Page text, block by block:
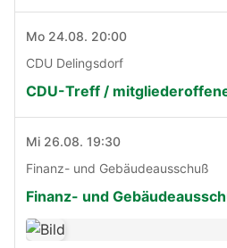
Mo 24.08. 20:00
CDU Delingsdorf
CDU-Treff /
Mi 26.08. 19:30
Finanz- und Gebäudeausschuß
Finanz- und